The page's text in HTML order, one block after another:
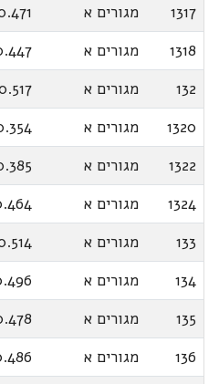
1317
מגורים א
1318
מגורים א
132
מגורים א
1320
מגורים א
1322
מגורים א
1324
מגורים א
133
מגורים א
134
מגורים א
135
מגורים א
136
מגורים א